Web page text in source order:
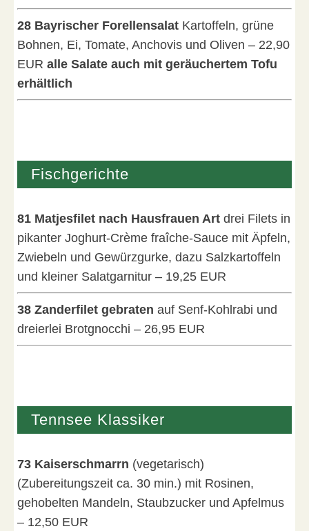
28 Bayrischer Forellensalat Kartoffeln, grüne
Bohnen, Ei, Tomate, Anchovis und Oliven – 22,90
EUR alle Salate auch mit geräuchertem Tofu
erhältlich
Fischgerichte
81 Matjesfilet nach Hausfrauen Art drei Filets in
pikanter Joghurt-Crème fraîche-Sauce mit Äpfeln,
Zwiebeln und Gewürzgurke, dazu Salzkartoffeln
und kleiner Salatgarnitur – 19,25 EUR
38 Zanderfilet gebraten auf Senf-Kohlrabi und
dreierlei Brotgnocchi – 26,95 EUR
Tennsee Klassiker
73 Kaiserschmarrn (vegetarisch)
(Zubereitungszeit ca. 30 min.) mit Rosinen,
gehobelten Mandeln, Staubzucker und Apfelmus
– 12,50 EUR